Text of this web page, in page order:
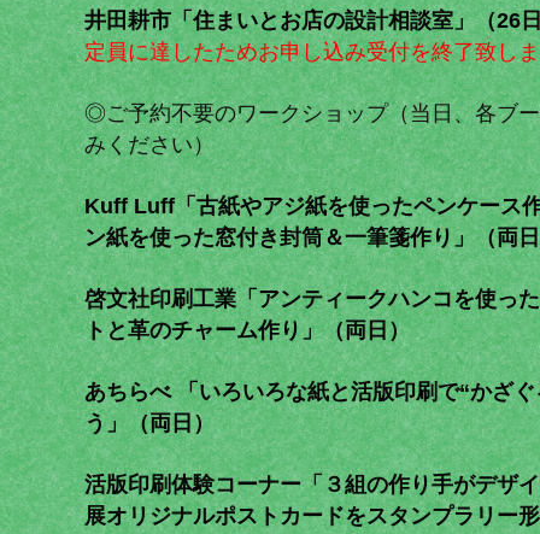
井田耕市「住まいとお店の設計相談室」（26
定員に達したためお申し込み受付を終了致し
◎ご予約不要のワークショップ（当日、各ブ
みください）
Kuff Luff「古紙やアジ紙を使ったペンケース
ン紙を使った窓付き封筒＆一筆箋作り」（両
啓文社印刷工業「アンティークハンコを使っ
トと革のチャーム作り」（両日）
あちらべ 「いろいろな紙と活版印刷で“かざ
う」（両日）
活版印刷体験コーナー「３組の作り手がデザ
展オリジナルポストカードをスタンプラリー